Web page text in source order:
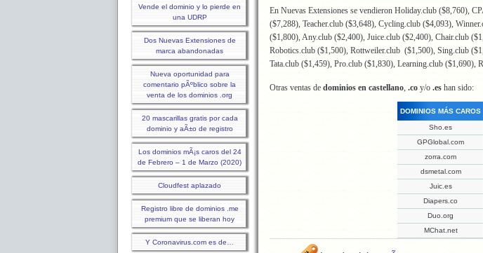
Vende el dominio y lo pierde en
una UDRP
Dos Nuevas Extensiones de
marca abandonadas
Nueva oportunidad para
comentario pÃºblico sobre la
venta de los dominios .org
20 mascarillas gratis por cada
dominio y aÃ±o de registro
Los dominios mÃ¡s caros del 24
de Febrero – 1 de Marzo (2020)
Cloudfest aplazado
Registro libre de dominios .me
premium que se liberan hoy
Y Coronavirus.com es de…
En Nuevas Extensiones se vendieron Holiday.club ($8,760),
($7,288), Teacher.club ($3,648), Cycling.club ($4,093),
($1,800), Any.club ($2,400), Juice.club ($2,400), Chair.club
Robotics.club ($1,500), Rottweiler.club ($1,500), Sing.club
Tata.club ($1,459), Pro.club ($1,830), Learning.club ($1,690),
Otras ventas de dominios en castellano, .co y/o .es han sido:
DOMINIOS MÁS CAROS
Sho.es
GPGlobal.com
zorra.com
dsmetal.com
Juic.es
Diapers.co
Duo.org
MChat.net